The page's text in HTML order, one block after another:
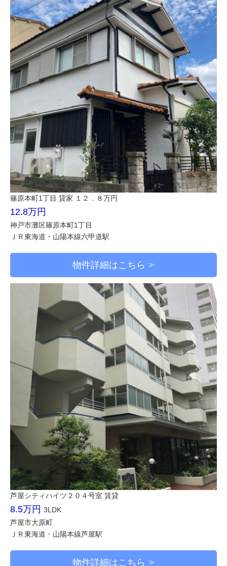
篠原本町1丁目 貸家 １２．８万円
12.8万円
神戸市灘区篠原本町1丁目
ＪＲ東海道・山陽本線六甲道駅
物件詳細はこちら
芦屋シティハイツ２０４号室 賃貸
8.5万円 3LDK
芦屋市大原町
ＪＲ東海道・山陽本線芦屋駅
物件詳細はこちら